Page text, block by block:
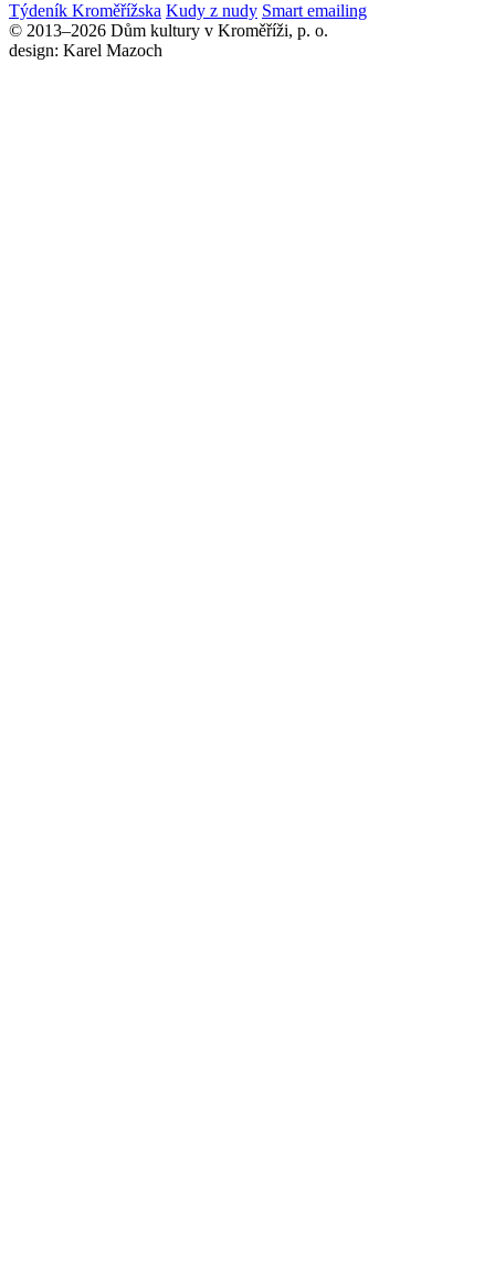
Týdeník Kroměřížska Kudy z nudy Smart emailing
© 2013–2026 Dům kultury v Kroměříži, p. o.
design: Karel Mazoch